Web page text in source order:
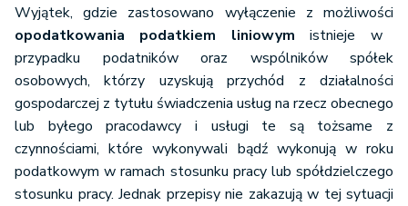
Wyjątek, gdzie zastosowano wyłączenie z możliwości
opodatkowania podatkiem liniowym istnieje w
przypadku podatników oraz wspólników spółek
osobowych, którzy uzyskują przychód z działalności
gospodarczej z tytułu świadczenia usług na rzecz obecnego
lub byłego pracodawcy i usługi te są tożsame z
czynnościami, które wykonywali bądź wykonują w roku
podatkowym w ramach stosunku pracy lub spółdzielczego
stosunku pracy. Jednak przepisy nie zakazują w tej sytuacji